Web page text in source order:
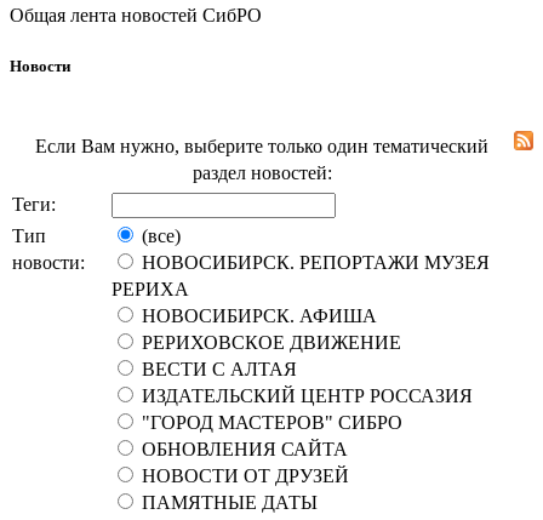
Общая лента новостей СибРО
Новости
Если Вам нужно, выберите только один тематический
раздел новостей:
Теги:
Тип
новости:
(все)
НОВОСИБИРСК. РЕПОРТАЖИ МУЗЕЯ
РЕРИХА
НОВОСИБИРСК. АФИША
РЕРИХОВСКОЕ ДВИЖЕНИЕ
ВЕСТИ С АЛТАЯ
ИЗДАТЕЛЬСКИЙ ЦЕНТР РОССАЗИЯ
"ГОРОД МАСТЕРОВ" СИБРО
ОБНОВЛЕНИЯ САЙТА
НОВОСТИ ОТ ДРУЗЕЙ
ПАМЯТНЫЕ ДАТЫ